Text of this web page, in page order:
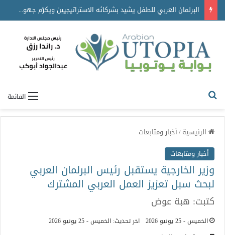
البرلمان العربي للطفل يشيد بشركائه الاستراتيجيين ويكرّم جهودهم في دعم برامجه ومبادراته
القائمة
الرئيسية/أخبار ومتابعات
أخبار ومتابعات
وزير الخارجية يستقبل رئيس البرلمان العربي
لبحث سبل تعزيز العمل العربي المشترك
كتبت: هبة عوض
الخميس - 25 يونيو 2026
اخر تحديث: الخميس - 25 يونيو 2026